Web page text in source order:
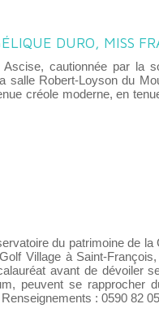
DURO, MISS
Ascise, cautionnée par la
salle Robert-Loyson du
créole moderne, en
du patrimoine de
Village à Saint-
avant de dévoiler
peuvent se rapprocher
: 0590 82